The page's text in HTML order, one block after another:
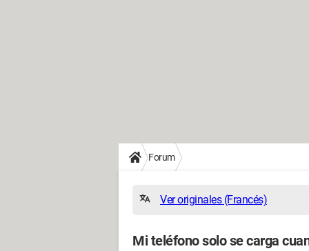
Forum
Ver originales (Francés)
Mi teléfono solo se carga